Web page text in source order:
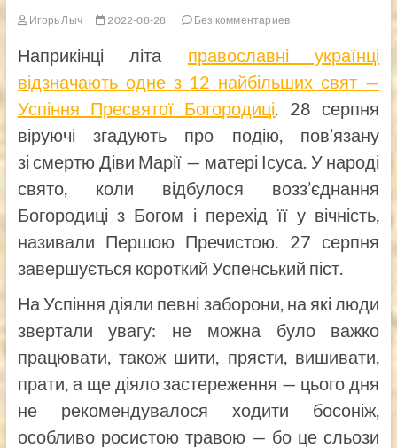
Игорь Лыч 2022-08-28 Без комментариев
Наприкінці літа православні українці
відзначають одне з 12 найбільших свят —
Успіння Пресвятої Богородиці . 28 серпня
віруючі згадують про подію, пов’язану
зі смертю Діви Марії — матері Ісуса. У народі
свято, коли відбулося возз’єднання
Богородиці з Богом і перехід її у вічність,
називали Першою Пречистою. 27 серпня
завершується короткий Успенський піст.
На Успіння діяли певні заборони, на які люди
звертали увагу: не можна було важко
працювати, також шити, прясти, вишивати,
прати, а ще діяло застереження — цього дня
не рекомендувалося ходити босоніж,
особливо росистою травою — бо це сльози